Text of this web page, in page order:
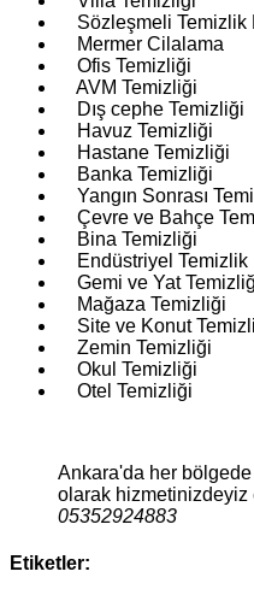
Sözleşmeli Temizlik
Mermer Cilalama
Ofis Temizliği
AVM Temizliği
Dış cephe Temizliği
Havuz Temizliği
Hastane Temizliği
Banka Temizliği
Yangın Sonrası
Çevre ve Bahçe
Bina Temizliği
Endüstriyel Temizlik
Gemi ve Yat
Mağaza Temizliği
Site ve Konut
Zemin Temizliği
Okul Temizliği
Otel Temizliği
Ankara'da her
olarak hizmetinizdeyiz
05352924883
Etiketler: